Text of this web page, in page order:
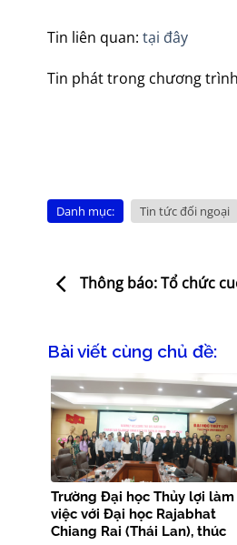
Tin liên quan: tại đây
Tin phát trong chương
Danh mục: Tin tức đối ngoại
Thông báo: Tổ chức
Bài viết cùng chủ đề:
Trường Đại học Thủy lợi làm
việc với Đại học Rajabhat
Chiang Rai (Thái Lan), thúc